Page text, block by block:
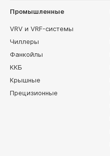
Промышленные
VRV и VRF-системы
Чиллеры
Фанкойлы
ККБ
Крышные
Прецизионные